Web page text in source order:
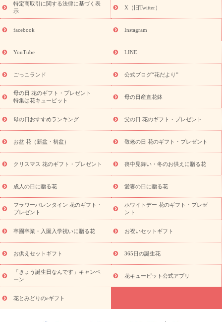
ペーン
「きょう誕生日なんです」キャンペーン
探す
誕生日フラワーギフト 誕生日フラワーギフト特集
誕生
日フラワーギフト商品一覧
ユリ トルコキキョウ
誕生花(トルコキキョウ)
9月の誕生花(リンドウ)
誕生日セット
ギフト
「きょう誕生日なんです」キャンペーン
用途から探す お祝いの花特集 当日配達特急便
お祝い商品
一覧
お祝い 新築・引っ越し祝い
結婚記念日
結婚祝い 出産祝い 退院祝い・快気祝い
還暦
祝い・長寿祝い
プチギフト ペットのお祝いフラワー
元・暑中見舞い
敬老の日
お供え
お供え・お悔やみ商品一覧 お供え・お悔やみの花
十九日法要以降に贈る花
通夜・葬儀に贈る花
お供え お花とセッ
お盆（新盆・初盆）
お祝い返し お見舞い
お取り
プリザーブドフラワー
スタイルから探す
アレンジメント
蘭・花鉢
ミディ胡蝶蘭・お祝い ミディ胡蝶蘭・お供え
の青色胡蝶蘭
観葉植物 観葉植物 産直多肉植物
プリザーブ
ドフラワー
お祝い お供え・お悔やみ 花とセットギフト
ミオーダー
プチギフト（hanamore -ハナモア-）
花とみどりの
eギフト
花キューピットのeGfit カラー ピンク
レンジ
レッド お花の種類 バラ ユリ トルコキキョウ
予
算から探す
お祝い お祝い・3000円～ お祝い・
お祝い・5000円～ お祝い・7000円～ お祝い・10000円～
お供え・お悔やみ
お供え・お悔やみ・3000円～
お供え・お
悔やみ・5000円～ お供え・お悔やみ・7000円～
お供え・お悔
やみ・10000円～
365日の誕生花カレンダー
開店・開業祝
お祝いを贈るときのマナー・
特定商取引に関する法律に基づく表
示
X（旧Twitter）
facebook Instagram
YouTube LINE
ごっこランド 公式ブログ“花だより”
母の日 花のギフト・プレゼント
特集は花キューピット
母の日産直花鉢
母の日おすすめランキング 父の日 花のギフト・プレゼント
お盆 花（新盆・初盆） 敬老の日 花のギフト・プレゼント
クリスマス 花のギフト・プレゼント 喪中見舞い・冬のお供えに贈る花
成人の日に贈る花 愛妻の日に贈る花
フラワーバレンタイン 花のギフト・
プレゼント
ホワイトデー 花のギフト・プレゼ
ント
卒園卒業・入園入学祝いに贈る花 お祝いセットギフト
お供えセットギフト 365日の誕生花
「きょう誕生日なんです」キャンペ
ーン
花キューピット公式アプリ
花とみどりのeギフト